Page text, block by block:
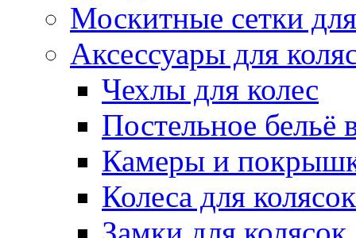
Москитные сетки
Аксессуары для
Чехлы для колес
Постельное бельё
Камеры и
Колеса для колясок